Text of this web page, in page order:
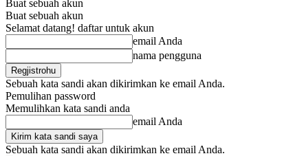
Buat sebuah akun
Buat sebuah akun
Selamat datang! daftar untuk akun
email Anda
nama pengguna
Sebuah kata sandi akan dikirimkan ke email Anda.
Pemulihan password
Memulihkan kata sandi anda
email Anda
Sebuah kata sandi akan dikirimkan ke email Anda.